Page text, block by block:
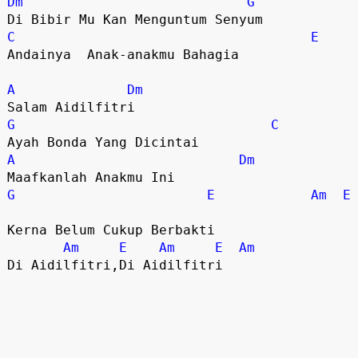
Di Bibir Mu Kan Menguntum Senyum
C
E
Andainya Anak-anakmu Bahagia
A
Dm
Salam Aidilfitri
G
C
Ayah Bonda Yang Dicintai
A
Dm
Maafkanlah Anakmu Ini
G
E Am E
Kerna Belum Cukup Berbakti
Am
E Am E
Am
Di Aidilfitri,Di Aidilfitri